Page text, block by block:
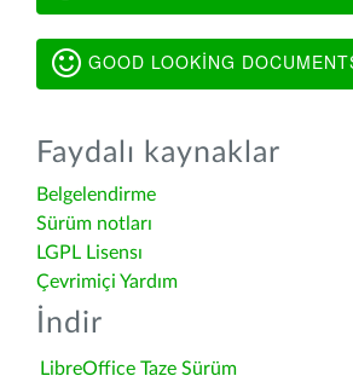
GOOD LOOKING
Faydalı kaynaklar
Belgelendirme
Sürüm notları
LGPL Lisensı
Çevrimiçi Yardım
İndir
LibreOffice Taze Sürüm